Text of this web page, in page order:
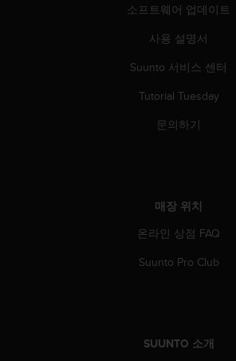
소프트웨어 업데이트
사용 설명서
Suunto 서비스 센터
Tutorial Tuesday
문의하기
매장 위치
온라인 상점 FAQ
Suunto Pro Club
SUUNTO 소개